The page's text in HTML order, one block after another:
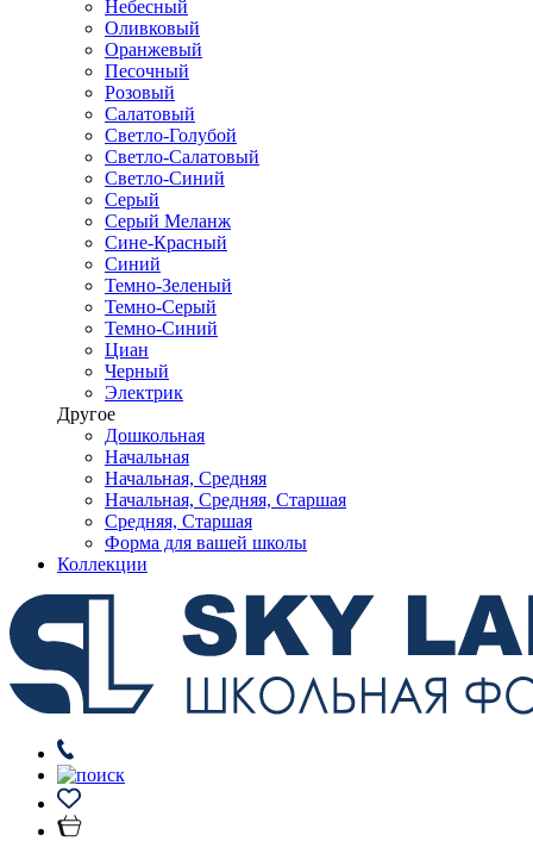
Небесный
Оливковый
Оранжевый
Песочный
Розовый
Салатовый
Светло-Голубой
Светло-Салатовый
Светло-Синий
Серый
Серый Меланж
Сине-Красный
Синий
Темно-Зеленый
Темно-Серый
Темно-Синий
Циан
Черный
Электрик
Другое
Дошкольная
Начальная
Начальная, Средняя
Начальная, Средняя, Старшая
Средняя, Старшая
Форма для вашей школы
Коллекции